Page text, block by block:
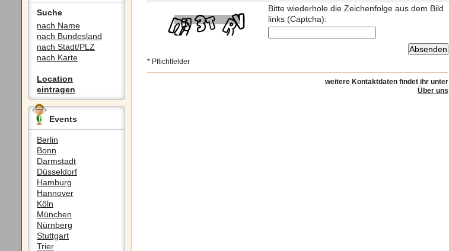
Suche
nach Name
nach Bundesland
nach Stadt/PLZ
nach Karte
Location
eintragen
Events
Berlin
Bonn
Darmstadt
Düsseldorf
Hamburg
Hannover
Köln
München
Nürnberg
Stuttgart
Trier
Bitte wiederhole die Zeichenfolge aus dem Bild
links (Captcha):
* Pflichtfelder
weitere Kontaktdaten findet ihr unter
Über uns